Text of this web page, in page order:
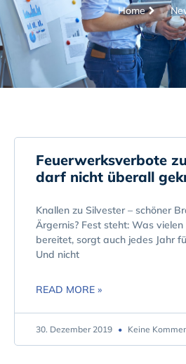
Home
Feuerwerksverbote
darf nicht überall
Knallen zu Silvester – schöner
Ärgernis? Fest steht: Was
bereitet, sorgt auch jedes Jahr
Und nicht
READ MORE »
30. Dezember 2019 Keine